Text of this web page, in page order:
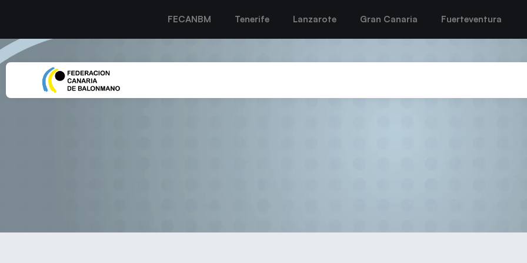
FECANBM Tenerife Lanzarote Gran Canaria Fuerteventura
El CICAR Lanzarote Ciudad de Arrecife recibe a un